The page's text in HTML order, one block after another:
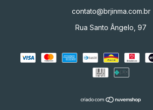
contato@brjinma.com.br
Rua Santo Ângelo, 97